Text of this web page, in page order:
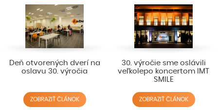
Deň otvorených dverí na
oslavu 30. výročia
ZOBRAZIŤ ČLÁNOK
30. výročie sme oslávili
veľkolepo koncertom IMT
SMILE
ZOBRAZIŤ ČLÁNOK